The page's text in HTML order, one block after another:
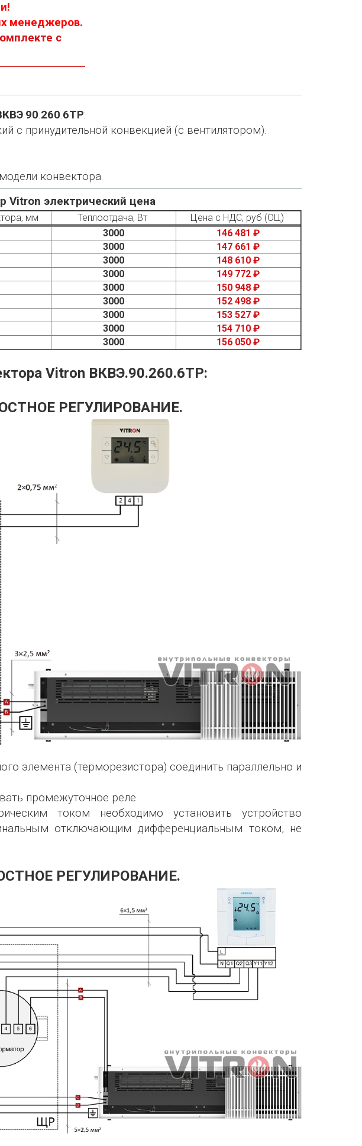
менеджеров.
с
.90.260.6ТР:
с принудительной конвекцией (с вентилятором).
конвектора.
Vitron электрический цена
мм Теплоотдача, Вт Цена с НДС, руб (ОЦ)
3000
146 481 ₽
3000
147 661 ₽
3000
148 610 ₽
3000
149 772 ₽
3000
150 948 ₽
3000
152 498 ₽
3000
153 527 ₽
3000
154 710 ₽
3000 156 050 ₽
Vitron ВКВЭ.90.260.6ТР:
РЕГУЛИРОВАНИЕ.
элемента (терморезистора) соединить параллельно и
промежуточное реле.
током необходимо установить устройство
отключающим дифференциальным током, не
РЕГУЛИРОВАНИЕ.